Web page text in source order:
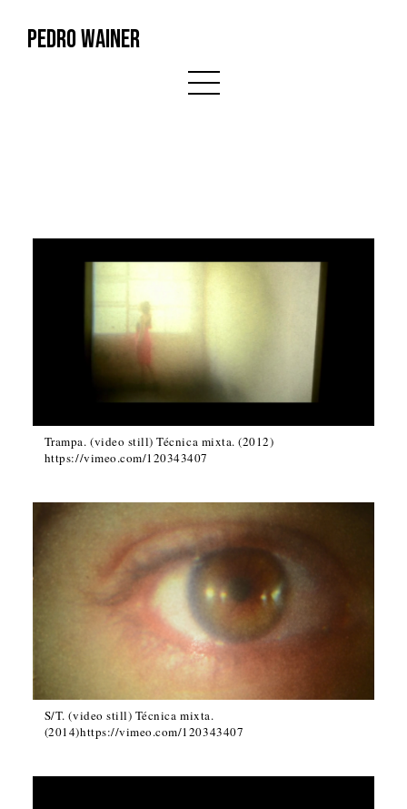
PEDRO WAINER
Trampa. (video still) Técnica mixta. (2012)
https://vimeo.com/120343407
S/T. (video still) Técnica mixta.
(2014)https://vimeo.com/120343407